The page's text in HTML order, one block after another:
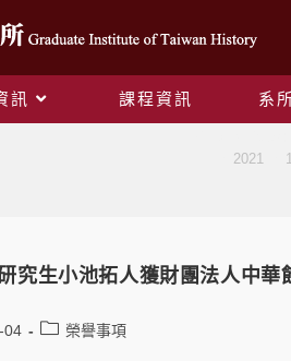
訊 課程資訊 系
2021
究生小池拓人獲財團法人中
04 榮譽事項